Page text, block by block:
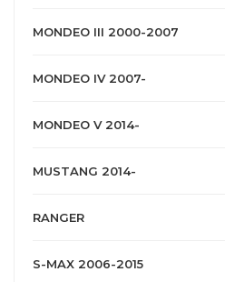
MONDEO III 2000-2007
MONDEO IV 2007-
MONDEO V 2014-
MUSTANG 2014-
RANGER
S-MAX 2006-2015